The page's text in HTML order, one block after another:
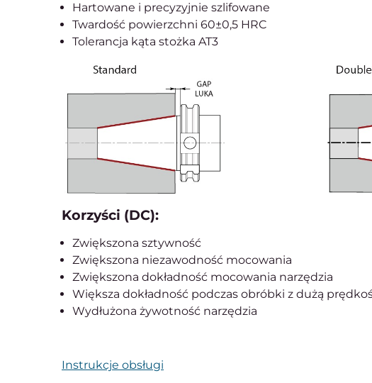
Hartowane i precyzyjnie szlifowane
Twardość powierzchni 60±0,5 HRC
Tolerancja kąta stożka AT3
Korzyści (DC):
Zwiększona sztywność
Zwiększona niezawodność mocowania
Zwiększona dokładność mocowania narzędzia
Większa dokładność podczas obróbki z dużą
Wydłużona żywotność narzędzia
Instrukcje obsługi